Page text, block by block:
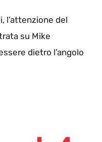
l’attenzione del
su Mike
dietro l’angolo